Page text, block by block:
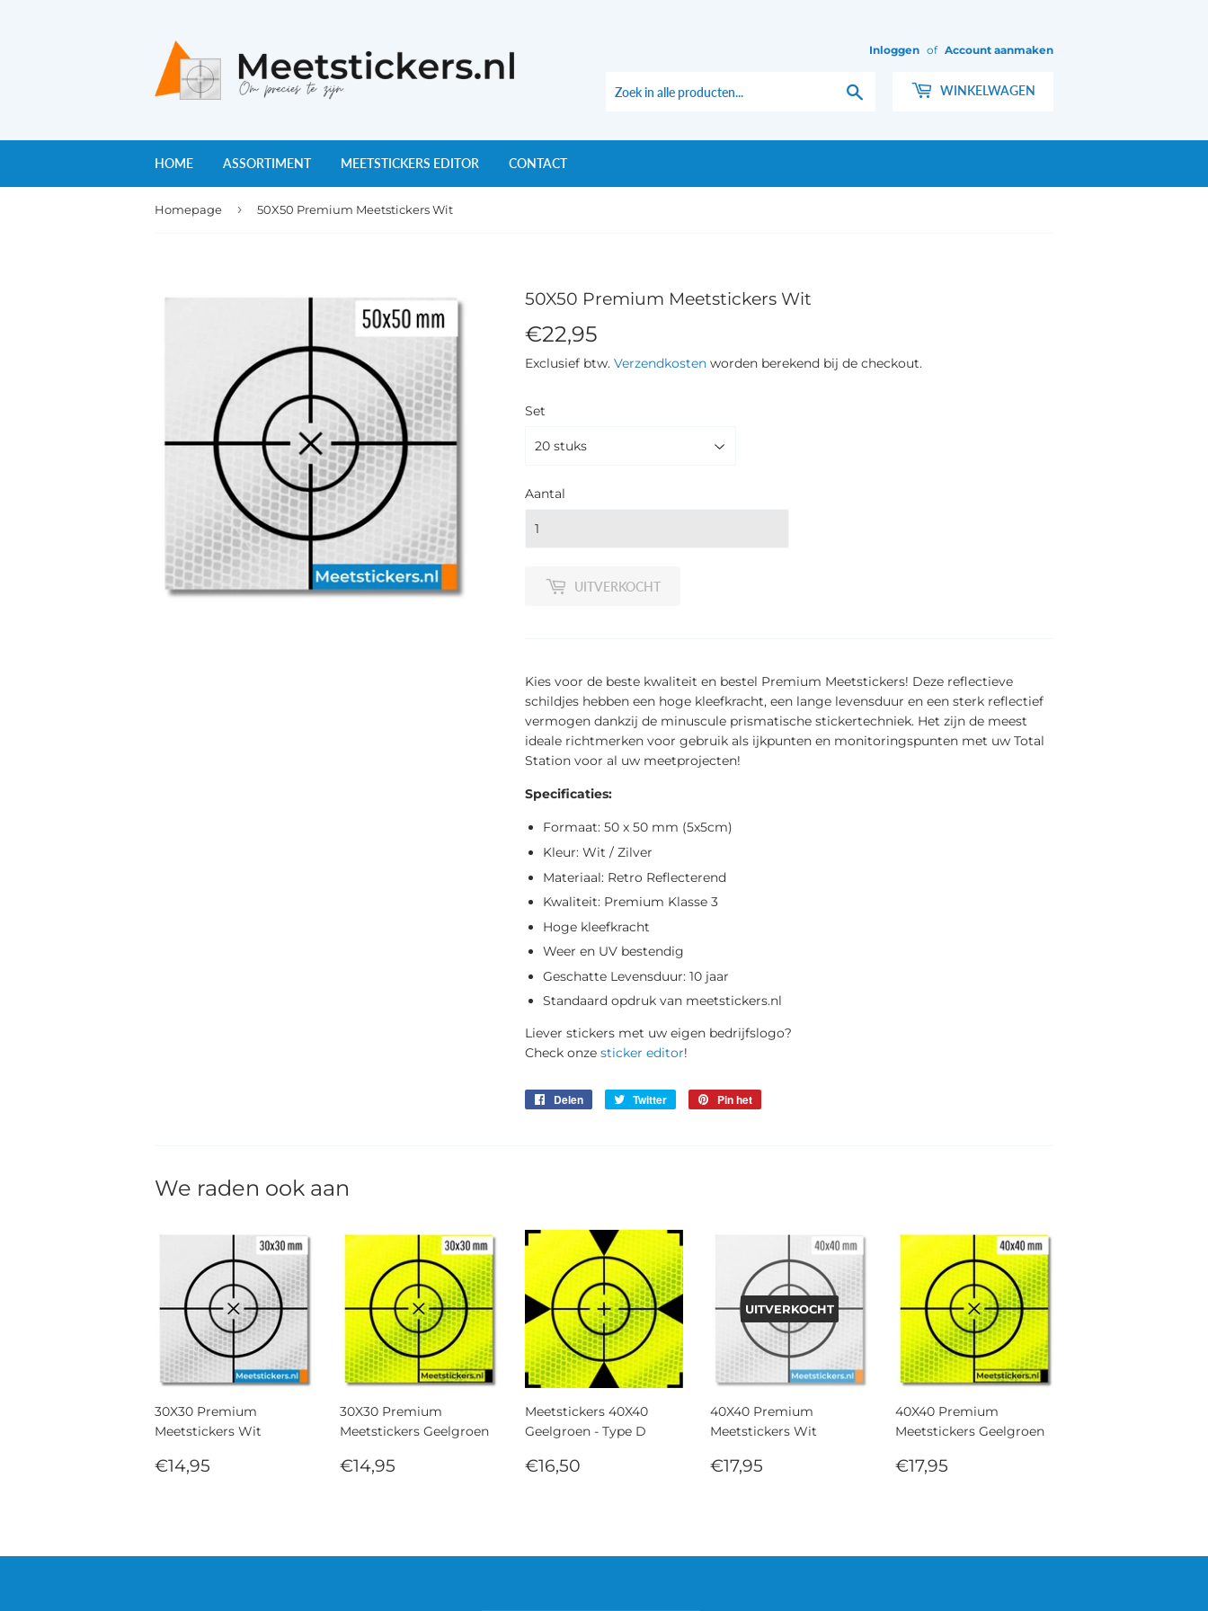
Inloggen of Account aanmaken
WINKELWAGEN
HOME ASSORTIMENT MEETSTICKERS EDITOR CONTACT
Homepage › 50X50 Premium Meetstickers Wit
50X50 Premium Meetstickers Wit
€22,95
Exclusief btw. Verzendkosten worden berekend bij de checkout.
Set
Aantal
UITVERKOCHT
Kies voor de beste kwaliteit en bestel Premium Meetstickers! Deze reflectieve
schildjes hebben een hoge kleefkracht, een lange levensduur en een sterk reflectief
vermogen dankzij de minuscule prismatische stickertechniek. Het zijn de meest
ideale richtmerken voor gebruik als ijkpunten en monitoringspunten met uw Total
Station voor al uw meetprojecten!
Specificaties:
Formaat: 50 x 50 mm (5x5cm)
Kleur: Wit / Zilver
Materiaal: Retro Reflecterend
Kwaliteit: Premium Klasse 3
Hoge kleefkracht
Weer en UV bestendig
Geschatte Levensduur: 10 jaar
Standaard opdruk van meetstickers.nl
Liever stickers met uw eigen bedrijfslogo?
Check onze sticker editor!
Delen
Delen
Twitter
TwitterenPin het
We raden ook aan
30X30 Premium
Meetstickers Wit
Normale
prijs
€14,95
30X30 Premium
Meetstickers Geelgroen
Normale
prijs
€14,95
Meetstickers 40X40
Geelgroen - Type D
Normale
prijs
€16,50
UITVERKOCHT
40X40 Premium
Meetstickers Wit
Normale
prijs
€17,95
40X40 Premium
Meetstickers Geelgroen
Normale
prijs
€17,95